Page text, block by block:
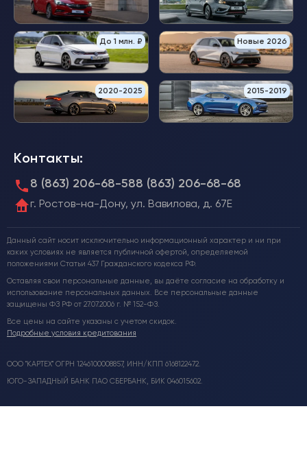
До 1 млн. ₽ Новые 2026
2020-2025 2015-2019
Контакты:
8 (863) 206-68-588 (863) 206-68-68
г. Ростов-на-Дону, ул. Вавилова, д. 67Е
Данный сайт носит исключительно информационный характер и ни при
каких условиях не является публичной офертой, определяемой
положениями Статьи 437 Гражданского кодекса РФ.
Оставляя свои персональные данные, вы даёте согласие на обработку и
использование персональных данных. Все персональные данные
защищены ФЗ РФ от 27.07.2006 г. № 152-ФЗ.
Все цены на сайте указаны с учетом скидок.
Подробные условия кредитования
ООО "КАРТЕХ" ОГРН 1246100008857, ИНН/КПП 6168122472.
ЮГО-ЗАПАДНЫЙ БАНК ПАО СБЕРБАНК, БИК 046015602.